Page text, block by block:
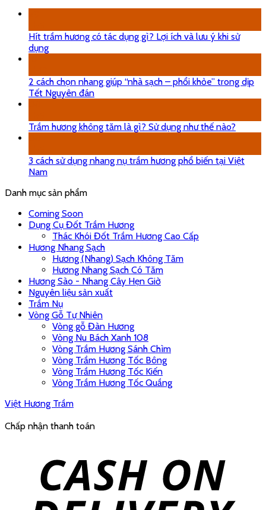
Hít trầm hương có tác dụng gì? Lợi ích và lưu ý khi sử
dụng
2 cách chọn nhang giúp “nhà sạch – phổi khỏe” trong dịp
Tết Nguyên đán
Trầm hương không tăm là gì? Sử dụng như thế nào?
3 cách sử dụng nhang nụ trầm hương phổ biến tại Việt
Nam
Danh mục sản phẩm
Coming Soon
Dụng Cụ Đốt Trầm Hương
Thác Khói Đốt Trầm Hương Cao Cấp
Hương Nhang Sạch
Hương (Nhang) Sạch Không Tăm
Hương Nhang Sạch Có Tăm
Hương Sào - Nhang Cây Hẹn Giờ
Nguyên liệu sản xuất
Trầm Nụ
Vòng Gỗ Tự Nhiên
Vòng gỗ Đàn Hương
Vòng Nu Bách Xanh 108
Vòng Trầm Hương Sánh Chìm
Vòng Trầm Hương Tốc Bông
Vòng Trầm Hương Tốc Kiến
Vòng Trầm Hương Tốc Quầng
Việt Hương Trầm
Chấp nhận thanh toán